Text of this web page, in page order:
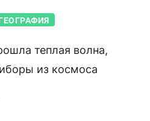
теплая волна,
из космоса